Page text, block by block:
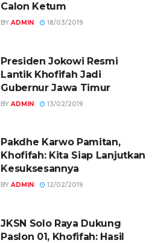
Calon Ketum
BY ADMIN 18/03/2019
Presiden Jokowi Resmi
Lantik Khofifah Jadi
Gubernur Jawa Timur
BY ADMIN 13/02/2019
Pakdhe Karwo Pamitan,
Khofifah: Kita Siap Lanjutkan
Kesuksesannya
BY ADMIN 12/02/2019
JKSN Solo Raya Dukung
Paslon 01, Khofifah: Hasil